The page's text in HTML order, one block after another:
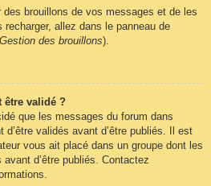
des brouillons de vos messages et de les
allez dans le panneau de
des brouillons).
être validé ?
que les messages du forum dans
d’être validés avant d’être publiés. Il est
vous ait placé dans un groupe dont les
d’être publiés. Contactez